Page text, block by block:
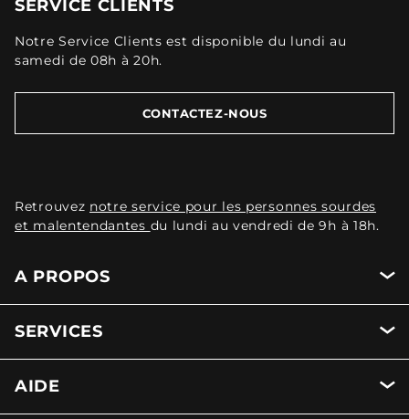
SERVICE CLIENTS
Notre Service Clients est disponible du lundi au
samedi de 08h à 20h.
CONTACTEZ-NOUS
Retrouvez notre service pour les personnes sourdes
et malentendantes du lundi au vendredi de 9h à 18h.
A PROPOS
SERVICES
AIDE